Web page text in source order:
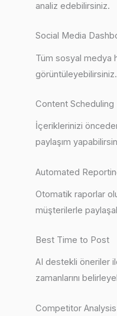
analiz edebilirsiniz.
Social Media
Tüm sosyal medya
görüntüleyebilirsiniz.
Content Scheduling
İçeriklerinizi
paylaşım
Automated
Otomatik raporlar
müşterilerle
Best Time to Post
AI destekli öneriler
zamanlarını
Competitor Analysis